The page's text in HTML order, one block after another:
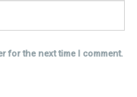
for the next time I comment.